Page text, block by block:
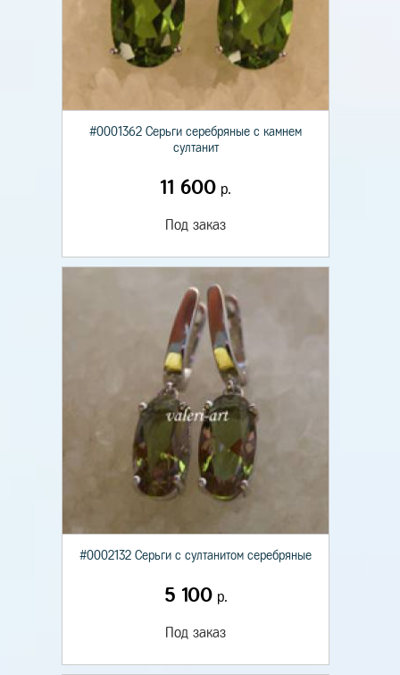
#0001362 Серьги серебряные с камнем
султанит
11 600 р.
Под заказ
#0002132 Серьги с султанитом серебряные
5 100р.
Под заказ